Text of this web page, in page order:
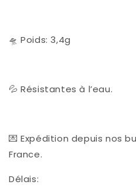
🛸 Poids: 3,4g
💦 Résistantes à l’eau.
💌 Expédition depuis nos
France.
Délais: